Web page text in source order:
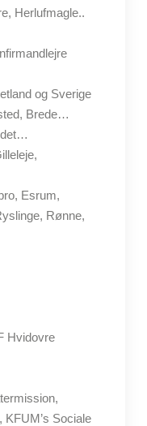
Herlufmagle..
og Sverige
Brede…
Esrum,
Rønne,
Hvidovre
Sociale